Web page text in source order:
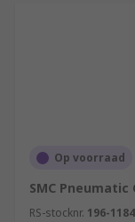
Op voorraad
SMC Pneumatic
RS-stocknr. 196-1184